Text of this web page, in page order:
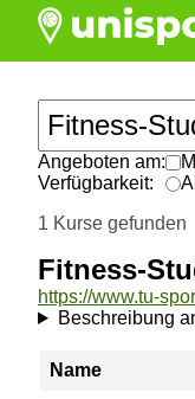
Angeboten am:
Verfügbarkeit:
1 Kurse gefunden
Fitness-
Beschreibung
Name